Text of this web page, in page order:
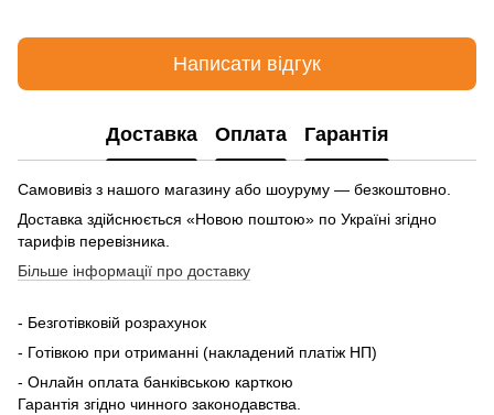
Написати відгук
Доставка Оплата Гарантія
Самовивіз з нашого магазину або шоуруму — безкоштовно.
Доставка здійснюється «Новою поштою» по Україні згідно
тарифів перевізника.
Більше інформації про доставку
- Безготівковій розрахунок
- Готівкою при отриманні (накладений платіж НП)
- Онлайн оплата банківською карткою
Гарантія згідно чинного законодавства.